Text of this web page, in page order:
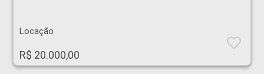
Locação
R$ 20.000,00